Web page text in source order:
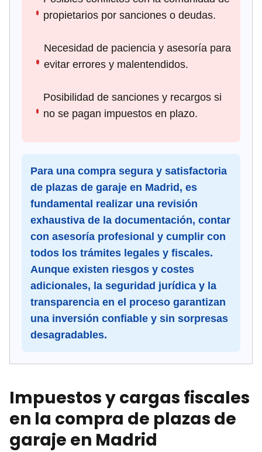
propietarios por sanciones o deudas.
Necesidad de paciencia y asesoría para
evitar errores y malentendidos.
Posibilidad de sanciones y recargos si
no se pagan impuestos en plazo.
Para una compra segura y satisfactoria
de plazas de garaje en Madrid, es
fundamental realizar una revisión
exhaustiva de la documentación, contar
con asesoría profesional y cumplir con
todos los trámites legales y fiscales.
Aunque existen riesgos y costes
adicionales, la seguridad jurídica y la
transparencia en el proceso garantizan
una inversión confiable y sin sorpresas
desagradables.
Impuestos y cargas fiscales
en la compra de plazas de
garaje en Madrid